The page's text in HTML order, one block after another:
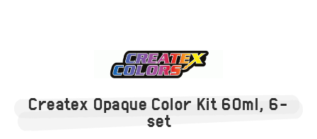
Createx Opaque Color Kit 60ml, 6-
set